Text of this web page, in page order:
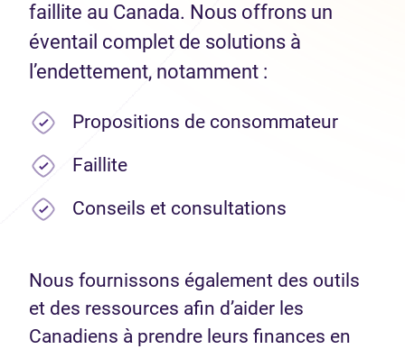
faillite au Canada. Nous offrons un
éventail complet de solutions à
l’endettement, notamment :
Propositions de consommateur
Faillite
Conseils et consultations
Nous fournissons également des outils
et des ressources afin d’aider les
Canadiens à prendre leurs finances en